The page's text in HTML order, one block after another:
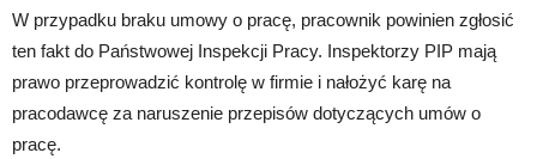
W przypadku braku umowy o pracę, pracownik powinien zgłosić
ten fakt do Państwowej Inspekcji Pracy. Inspektorzy PIP mają
prawo przeprowadzić kontrolę w firmie i nałożyć karę na
pracodawcę za naruszenie przepisów dotyczących umów o
pracę.